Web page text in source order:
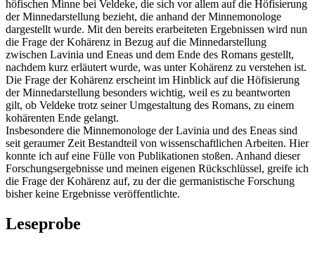
höfischen Minne bei Veldeke, die sich vor allem auf die Höfisierung
der Minnedarstellung bezieht, die anhand der Minnemonologe
dargestellt wurde. Mit den bereits erarbeiteten Ergebnissen wird nun
die Frage der Kohärenz in Bezug auf die Minnedarstellung
zwischen Lavinia und Eneas und dem Ende des Romans gestellt,
nachdem kurz erläutert wurde, was unter Kohärenz zu verstehen ist.
Die Frage der Kohärenz erscheint im Hinblick auf die Höfisierung
der Minnedarstellung besonders wichtig, weil es zu beantworten
gilt, ob Veldeke trotz seiner Umgestaltung des Romans, zu einem
kohärenten Ende gelangt.
Insbesondere die Minnemonologe der Lavinia und des Eneas sind
seit geraumer Zeit Bestandteil von wissenschaftlichen Arbeiten. Hier
konnte ich auf eine Fülle von Publikationen stoßen. Anhand dieser
Forschungsergebnisse und meinen eigenen Rückschlüssel, greife ich
die Frage der Kohärenz auf, zu der die germanistische Forschung
bisher keine Ergebnisse veröffentlichte.
Leseprobe